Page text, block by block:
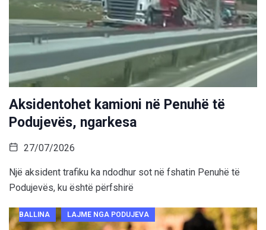
Aksidentohet kamioni në Penuhë të
Podujevës, ngarkesa
27/07/2026
Një aksident trafiku ka ndodhur sot në fshatin Penuhë të
Podujevës, ku është përfshirë
BALLINA LAJME NGA PODUJEVA